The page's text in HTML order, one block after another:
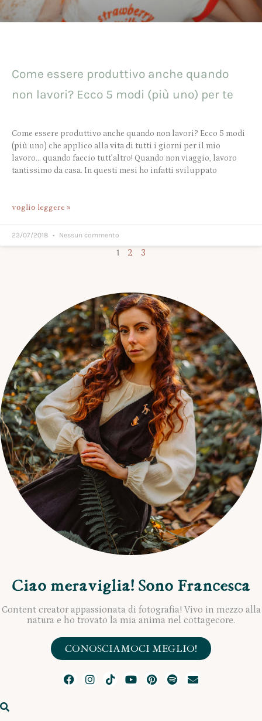
Come essere produttivo anche quando
non lavori? Ecco 5 modi (più uno) per te
Come essere produttivo anche quando non lavori? Ecco 5 modi
(più uno) che applico alla vita di tutti i giorni per il mio
lavoro… quando faccio tutt’altro! Quando non viaggio, lavoro
tantissimo da casa. In questi mesi ho infatti sviluppato
voglio leggere »
23/07/2018 Nessun commento
1 2 3
Ciao meraviglia! Sono Francesca
Content creator appassionata di fotografia! Vivo in mezzo alla
natura e ho trovato la mia anima nel cottagecore.
CONOSCIAMOCI MEGLIO!